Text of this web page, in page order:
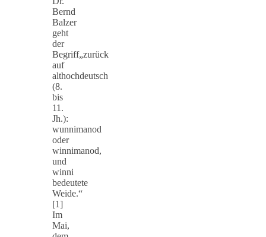
Bernd
Balzer
geht
der
Begriff„zurück
auf
althochdeutsch
(8.
bis
11.
Jh.):
wunnimanod
oder
winnimanod,
und
winni
bedeutete
Weide.“
[1]
Im
Mai,